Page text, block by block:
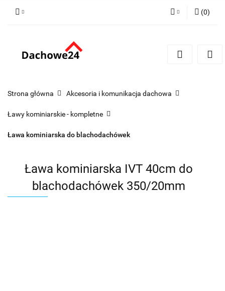
Zarejestruj się
(0)
Strona główna Akcesoria i komunikacja dachowa
Ławy kominiarskie - kompletne
Ława kominiarska do blachodachówek
Ława kominiarska IVT 40cm do
blachodachówek 350/20mm